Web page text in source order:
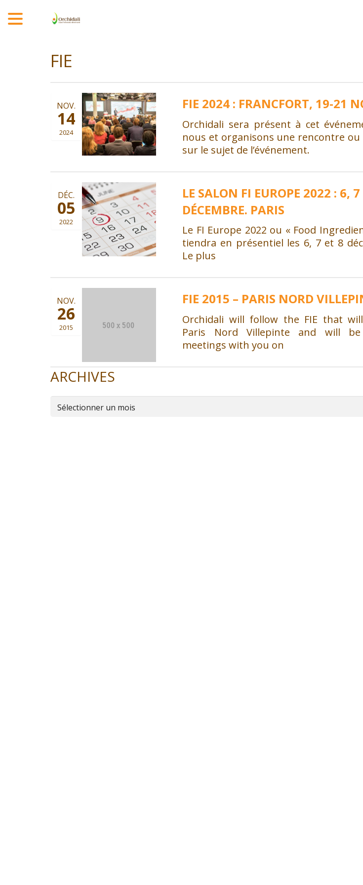
FIE
FIE 2024 : FRANCFORT, 19-21
NOV.
14
2024
Orchidali sera présent à cet
nous et organisons une rencontre ou
sur le sujet de l’événement.
LE SALON FI EUROPE 2022 : 6, 7
DÉCEMBRE. PARIS
DÉC.
05
2022
Le FI Europe 2022 ou « Food
tiendra en présentiel les 6, 7 et 8
Le plus
FIE 2015 – PARIS NORD
NOV.
26
2015
Orchidali will follow the FIE that
Paris Nord Villepinte and will
meetings with you on
ARCHIVES
Archives